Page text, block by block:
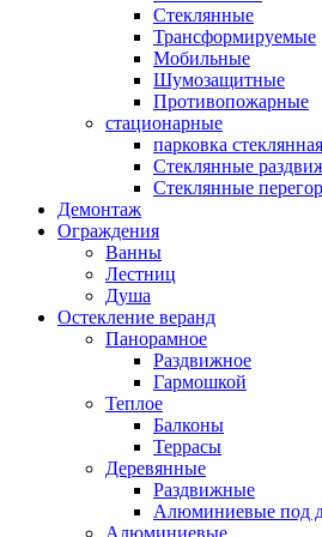
Стеклянные
Трансформируемые
Мобильные
Шумозащитные
Противопожарные
стационарные
парковка стеклянная
Стеклянные
Стеклянные
Демонтаж
Ограждения
Ванны
Лестниц
Душа
Остекление веранд
Панорамное
Раздвижное
Гармошкой
Теплое
Балконы
Террасы
Деревянные
Раздвижные
Алюминиевые под
Алюминиевые